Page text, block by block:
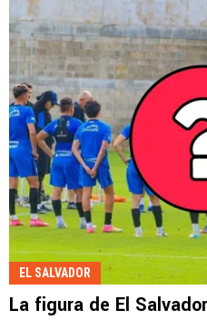
EL SALVADOR
La figura de El